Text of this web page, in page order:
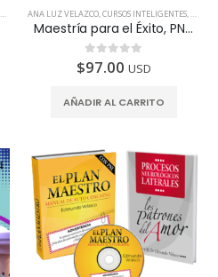
TODOS LOS PAÍSES
ANA LUZ VELAZCO,CURSOS INTELIGENTES, TODOS
Maestría para el Éxito, PNL y Reconversión
0de 5
$97.00 USD
AÑADIR AL CARRITO